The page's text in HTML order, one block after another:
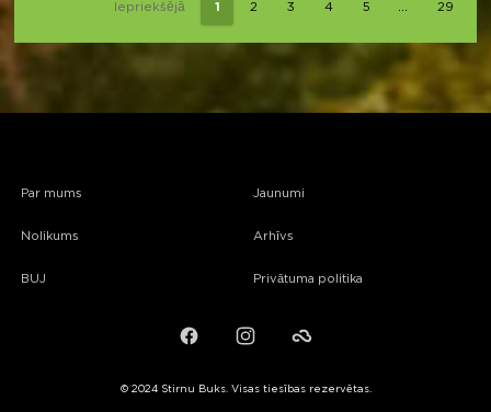
Iepriekšējā 1 2 3 4 5 29
Par mums
Nolikums
BUJ
Jaunumi
Arhīvs
Privātuma politika
FacebookInstagramFailiem.lv
© 2024 Stirnu Buks. Visas tiesības rezervētas.